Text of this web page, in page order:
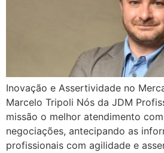
Inovação e Assertividade no
Marcelo Tripoli Nós da JDM
missão o melhor atendimento
negociações, antecipando as
profissionais com agilidade e